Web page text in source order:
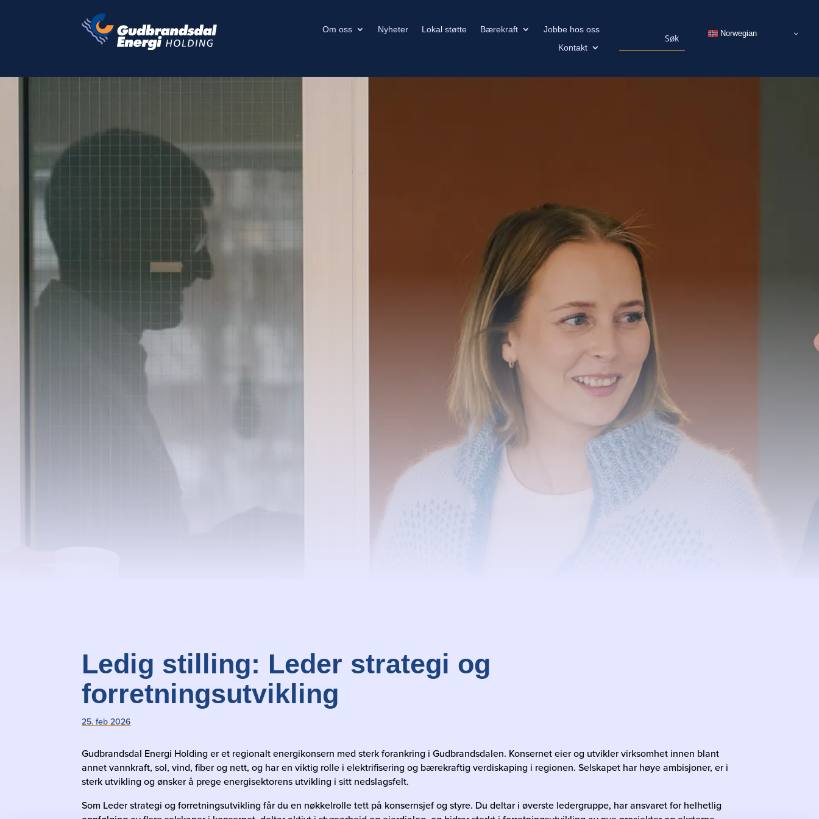
Om oss Nyheter Lokal støtte Bærekraft
Jobbe hos oss
Kontakt
Norwegian
Ledig stilling: Leder strategi og
forretningsutvikling
25. feb 2026
Gudbrandsdal Energi Holding er et regionalt energikonsern med sterk forankring i Gudbrandsdalen. Konsernet eier og utvikler virksomhet innen blant
annet vannkraft, sol, vind, fiber og nett, og har en viktig rolle i elektrifisering og bærekraftig verdiskaping i regionen. Selskapet har høye ambisjoner, er i
sterk utvikling og ønsker å prege energisektorens utvikling i sitt nedslagsfelt.
Som Leder strategi og forretningsutvikling får du en nøkkelrolle tett på konsernsjef og styre. Du deltar i øverste ledergruppe, har ansvaret for helhetlig